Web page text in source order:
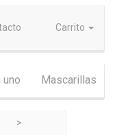
Carrito
uno Mascarillas